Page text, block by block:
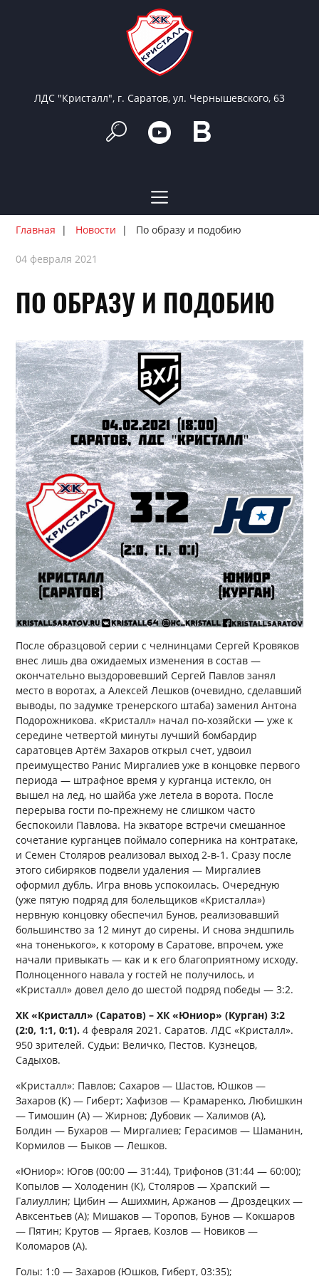
ЛДС "Кристалл", г. Саратов, ул. Чернышевского, 63
Главная Новости По образу и подобию
04 февраля 2021
ПО ОБРАЗУ И ПОДОБИЮ
После образцовой серии с челнинцами Сергей Кровяков
внес лишь два ожидаемых изменения в состав —
окончательно выздоровевший Сергей Павлов занял
место в воротах, а Алексей Лешков (очевидно, сделавший
выводы, по задумке тренерского штаба) заменил Антона
Подорожникова. «Кристалл» начал по-хозяйски — уже к
середине четвертой минуты лучший бомбардир
саратовцев Артём Захаров открыл счет, удвоил
преимущество Ранис Миргалиев уже в концовке первого
периода — штрафное время у курганца истекло, он
вышел на лед, но шайба уже летела в ворота. После
перерыва гости по-прежнему не слишком часто
беспокоили Павлова. На экваторе встречи смешанное
сочетание курганцев поймало соперника на контратаке,
и Семен Столяров реализовал выход 2-в-1. Сразу после
этого сибиряков подвели удаления — Миргалиев
оформил дубль. Игра вновь успокоилась. Очередную
(уже пятую подряд для болельщиков «Кристалла»)
нервную концовку обеспечил Бунов, реализовавший
большинство за 12 минут до сирены. И снова эндшпиль
«на тоненького», к которому в Саратове, впрочем, уже
начали привыкать — как и к его благоприятному исходу.
Полноценного навала у гостей не получилось, и
«Кристалл» довел дело до шестой подряд победы — 3:2.
ХК «Кристалл» (Саратов) – ХК «Юниор» (Курган) 3:2
(2:0, 1:1, 0:1). 4 февраля 2021. Саратов. ЛДС «Кристалл».
950 зрителей. Судьи: Величко, Пестов. Кузнецов,
Садыхов.
«Кристалл»: Павлов; Сахаров — Шастов, Юшков —
Захаров (К) — Гиберт; Хафизов — Крамаренко, Любишкин
— Тимошин (А) — Жирнов; Дубовик — Халимов (А),
Болдин — Бухаров — Миргалиев; Герасимов — Шаманин,
Кормилов — Быков — Лешков.
«Юниор»: Югов (00:00 — 31:44), Трифонов (31:44 — 60:00);
Копылов — Холоденин (К), Столяров — Храпский —
Галиуллин; Цибин — Ашихмин, Аржанов — Дроздецких —
Авксентьев (А); Мишаков — Торопов, Бунов — Кокшаров
— Пятин; Крутов — Яргаев, Козлов — Новиков —
Коломаров (А).
Голы: 1:0 — Захаров (Юшков, Гиберт, 03:35);